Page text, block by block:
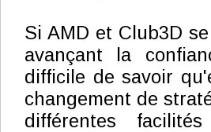
Si AMD et Club3D
avançant la
difficile de savoir
changement de
différentes